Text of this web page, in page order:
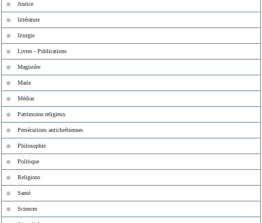
Justice
littérature
liturgie
Livres - Publications
Magistère
Marie
Médias
Patrimoine religieux
Persécutions antichrétiennes
Philosophie
Politique
Religions
Santé
Sciences